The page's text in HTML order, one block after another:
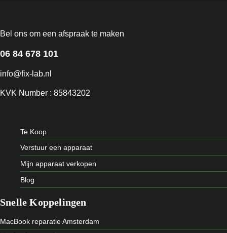
Bel ons om een afspraak te maken
06 84 678 101
info@fix-lab.nl
KVK Number : 85843202
Te Koop
Verstuur een apparaat
Mijn apparaat verkopen
Blog
Snelle Koppelingen
MacBook reparatie Amsterdam